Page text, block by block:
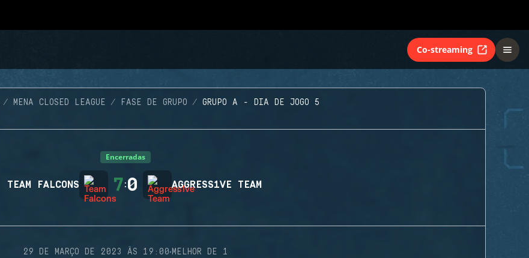
Co-streaming
MENA CLOSED LEAGUE FASE DE GRUPO GRUPO A - DIA DE JOGO 5
Encerradas
TEAM FALCONS 7:0 AGGRESS1VE TEAM
29 DE MARÇO DE 2023 ÀS 19:00·MELHOR DE 1